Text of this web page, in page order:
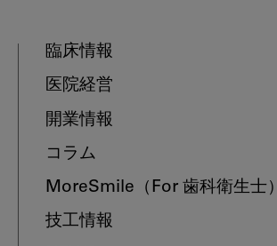
臨床情報
医院経営
開業情報
コラム
MoreSmile （For 歯科衛生士）
技工情報